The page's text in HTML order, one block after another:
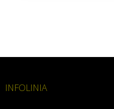
INFOLINIA